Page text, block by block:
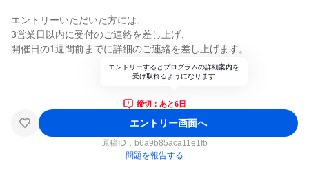
エントリーいただいた方には、
3営業日以内に受付のご連絡を差し上げ、
開催日の1週間前までに詳細のご連絡を差し上げます。
エントリーするとプログラムの詳細案内を
受け取れるようになります
締切：あと6日
エントリー画面へ
原稿ID： b6a9b85aca11e1fb
問題を報告する